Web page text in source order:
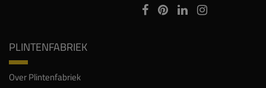
PLINTENFABRIEK
Over Plintenfabriek